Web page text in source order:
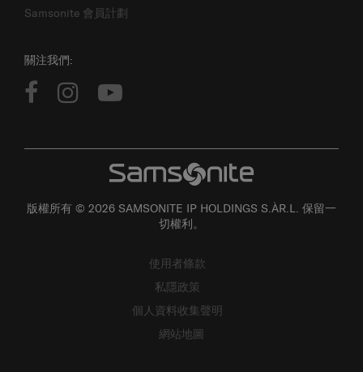
Samsonite 會員計劃
關注我們:
版權所有 © 2026 SAMSONITE IP HOLDINGS S.ÀR.L. 保留一
切權利。
使用者條款
私隱政策
個人資料收集聲明
網站地圖